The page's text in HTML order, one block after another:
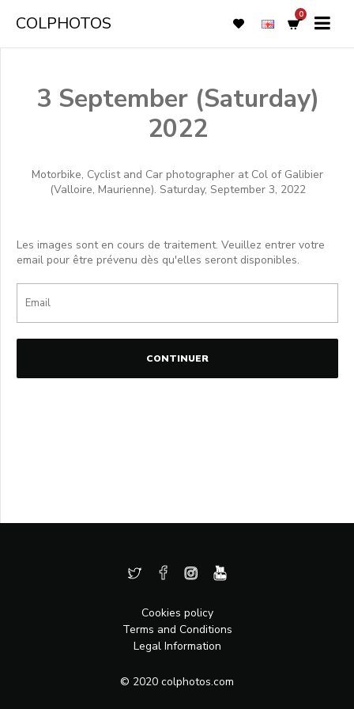
COLPHOTOS 0
3 September (Saturday)
2022
Motorbike, Cyclist and Car photographer at Col of Galibier
(Valloire, Maurienne). Saturday, September 3, 2022
Les images sont en cours de traitement. Veuillez entrer votre
email pour être prévenu dès qu'elles seront disponibles.
CONTINUER
Cookies policy
Terms and Conditions
Legal Information
© 2020 colphotos.com